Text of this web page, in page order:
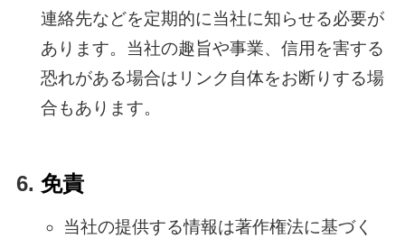
連絡先などを定期的に当社に知らせる必要が
あります。当社の趣旨や事業、信用を害する
恐れがある場合はリンク自体をお断りする場
合もあります。
免責
当社の提供する情報は著作権法に基づく